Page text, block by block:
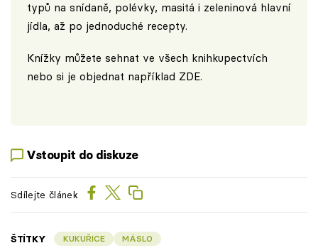
typů na snídaně, polévky, masitá i zeleninová hlavní
jídla, až po jednoduché recepty.
Knížky můžete sehnat ve všech knihkupectvích
nebo si je objednat například ZDE.
Vstoupit do diskuze
Sdílejte článek
ŠTÍTKY KUKUŘICE MÁSLO